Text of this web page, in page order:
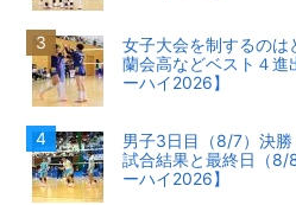
女子大会を制するの
蘭会高などベスト４進
ーハイ2026】
男子3日目（8/7）決
試合結果と最終日（8/
ーハイ2026】